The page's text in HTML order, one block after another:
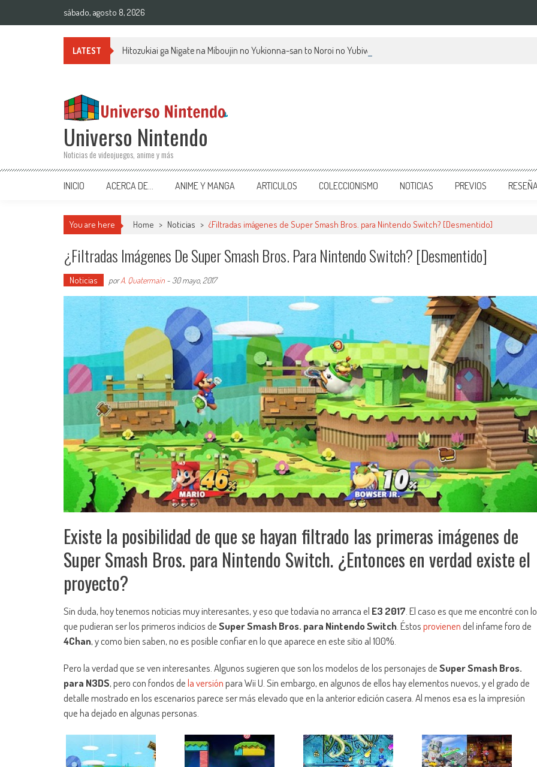
sábado, agosto 8, 2026
LATEST Hitozukiai ga Nigate na Miboujin no Yukionna-san to Noroi no Yubiwa, su mes de estreno y avances
Universo Nintendo
Noticias de videojuegos, anime y más
INICIO ACERCA DE… ANIME Y MANGA ARTICULOS COLECCIONISMO NOTICIAS PREVIOS
You are here Home > Noticias > ¿Filtradas imágenes de Super Smash Bros. para Nintendo Switch? [Desmentido]
¿Filtradas Imágenes De Super Smash Bros. Para Nintendo Switch? [Desmentido]
Noticias porA. Quatermain - 30 mayo, 2017
Existe la posibilidad de que se hayan filtrado las primeras imágenes de
Super Smash Bros. para Nintendo Switch. ¿Entonces en verdad existe el
proyecto?
Sin duda, hoy tenemos noticias muy interesantes, y eso que todavía no arranca el E3 2017. El caso es que me encontré con lo
que pudieran ser los primeros indicios deSuper Smash Bros. para Nintendo Switch. Éstosprovienendel infame foro de
4Chan, y como bien saben, no es posible confiar en lo que aparece en este sitio al 100%.
Pero la verdad que se ven interesantes. Algunos sugieren que son los modelos de los personajes deSuper Smash Bros.
para N3DS, pero con fondos dela versiónpara Wii U. Sin embargo, en algunos de ellos hay elementos nuevos, y el grado de
detalle mostrado en los escenarios parece ser más elevado que en la anterior edición casera. Al menos esa es la impresión
que ha dejado en algunas personas.